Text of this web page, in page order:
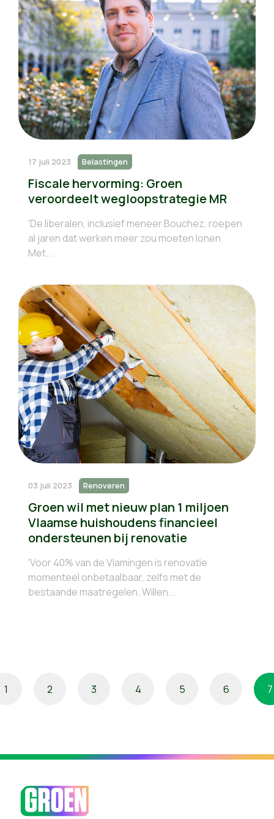
17 juli 2023 Belastingen
Fiscale hervorming: Groen
veroordeelt wegloopstrategie MR
'De liberalen, inclusief meneer Bouchez, roepen
al jaren dat werken meer zou moeten lonen.
Met...
03 juli 2023 Renoveren
Groen wil met nieuw plan 1 miljoen
Vlaamse huishoudens financieel
ondersteunen bij renovatie
'Voor 40% van de Vlamingen is renovatie
momenteel onbetaalbaar, zelfs met de
bestaande maatregelen. Willen...
1 2 3 4 5 6 7